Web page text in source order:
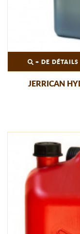
+ DE DÉTAILS
JERRICAN